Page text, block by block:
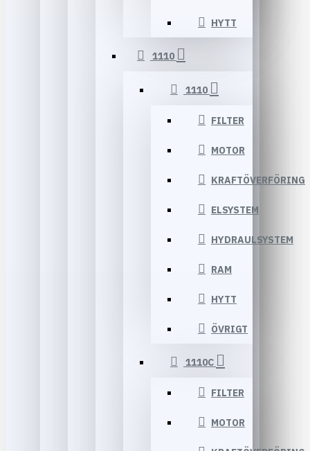
HYTT
1110
1110
FILTER
MOTOR
KRAFTÖVERFÖRING
ELSYSTEM
HYDRAULSYSTEM
RAM
HYTT
ÖVRIGT
1110C
FILTER
MOTOR